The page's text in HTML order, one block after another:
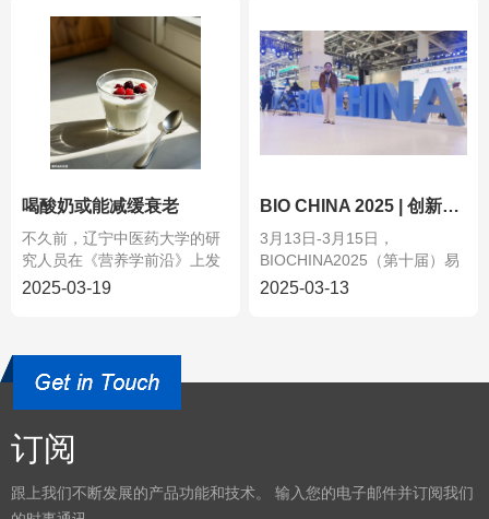
喝酸奶或能减缓衰老
不久前，辽宁中医药大学的研
究人员在《营养学前沿》上发
表了一篇研究论文。...
2025-03-19
BIO CHINA 2025 | 创新驱动・生态共建 易贸生
3月13日-3月15日，
BIOCHINA2025（第十届）易
贸生物产业...
2025-03-13
订阅
跟上我们不断发展的产品功能和技术。 输入您的电子邮件并订阅我们